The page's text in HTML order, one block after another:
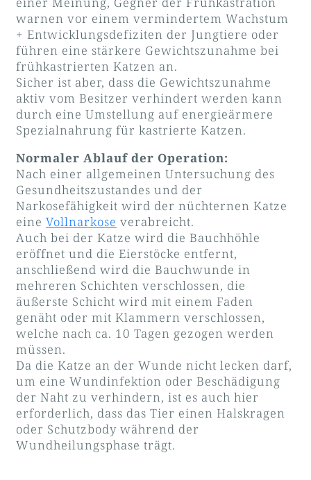
warnen vor einem vermindertem Wachstum
+ Entwicklungsdefiziten der Jungtiere oder
führen eine stärkere Gewichtszunahme bei
frühkastrierten Katzen an.
Sicher ist aber, dass die Gewichtszunahme
aktiv vom Besitzer verhindert werden kann
durch eine Umstellung auf energieärmere
Spezialnahrung für kastrierte Katzen.
Normaler Ablauf der Operation:
Nach einer allgemeinen Untersuchung des
Gesundheitszustandes und der
Narkosefähigkeit wird der nüchternen Katze
eine Vollnarkose verabreicht.
Auch bei der Katze wird die Bauchhöhle
eröffnet und die Eierstöcke entfernt,
anschließend wird die Bauchwunde in
mehreren Schichten verschlossen, die
äußerste Schicht wird mit einem Faden
genäht oder mit Klammern verschlossen,
welche nach ca. 10 Tagen gezogen werden
müssen.
Da die Katze an der Wunde nicht lecken darf,
um eine Wundinfektion oder Beschädigung
der Naht zu verhindern, ist es auch hier
erforderlich, dass das Tier einen Halskragen
oder Schutzbody während der
Wundheilungsphase trägt.